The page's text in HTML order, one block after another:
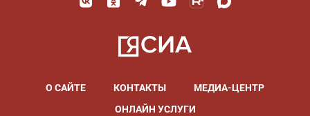
О САЙТЕ КОНТАКТЫ
МЕДИА-ЦЕНТР
ОНЛАЙН УСЛУГИ